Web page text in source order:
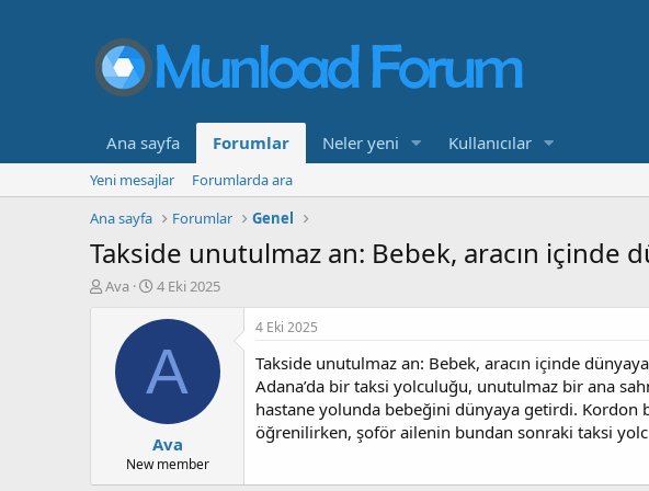
Ana sayfa Forumlar Neler yeni Kullanıcılar
Yeni mesajlar
Forumlarda ara
Ana sayfa
Forumlar Genel
Takside unutulmaz an: Bebek, aracın içinde
K
l
Ava
B
ş
a
n
ı
ç
t
a
4 Eki 2025
A
Ava
New member
4 Eki 2025
Takside unutulmaz an: Bebek, aracın içinde
Adana’da bir taksi yolculuğu, unutulmaz bir ana
hastane yolunda bebeğini dünyaya getirdi. Kordon
öğrenilirken, şoför ailenin bundan sonraki taksi